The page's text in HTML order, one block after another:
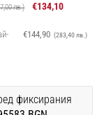
лв.) €134,10
€144,90 (283,40 лв.)
фиксирания